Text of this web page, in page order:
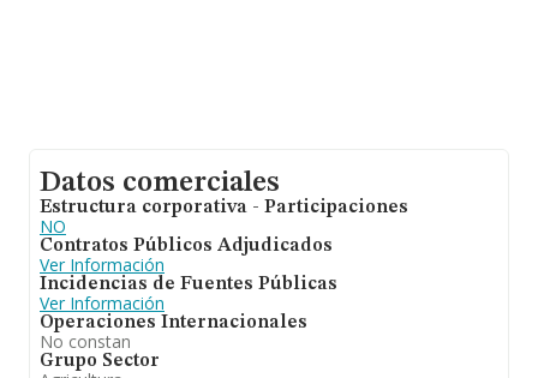
Datos comerciales
Estructura corporativa - Participaciones
NO
Contratos Públicos Adjudicados
Ver Información
Incidencias de Fuentes Públicas
Ver Información
Operaciones Internacionales
No constan
Grupo Sector